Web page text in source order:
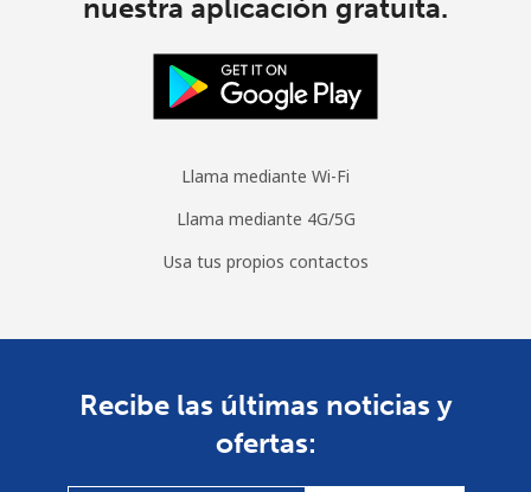
nuestra aplicación gratuita.
Llama mediante Wi-Fi
Llama mediante 4G/5G
Usa tus propios contactos
Recibe las últimas noticias y
ofertas: